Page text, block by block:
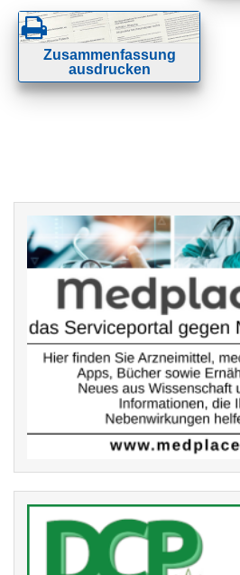
Zusammenfassung
ausdrucken